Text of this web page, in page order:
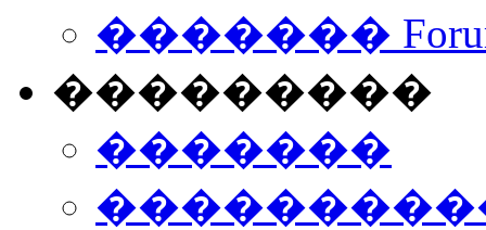
�������
���������
�������